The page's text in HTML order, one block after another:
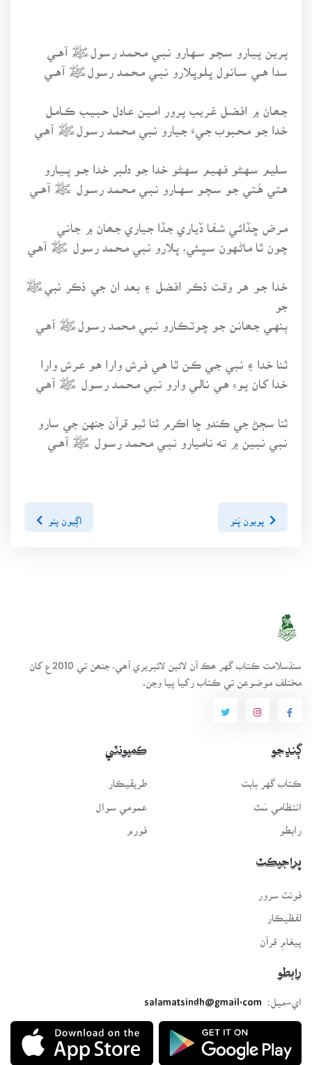
پـريـن پـيـارو سـچـو سـهـارو نـبـي مـحـمـد رسولﷺ آهــي
سدا هــي ســانـول ڀـلـوڀـلارو نـبـي مـحـمـد رسولﷺ آهــي
جـھـان ۾ افـضـل غـريـب پـرور امـيـن عـادل حـبـيـب ڪــامـل
خـدا جـو مـحـبوب جـيءَ جـيارو نـبي مـحـمـد رسـولﷺ آهـي
سـليم سـهـڻو فـهـيم سـهـڻو خـدا جـو دلـبر خـدا جــو پــيـارو
هـتي هُـتي جـو سـچـو سـهــارو نـبـي مـحـمـد رسـول ﷺ آهــي
مـرض ڇـڏائـي شـفـا ڏيـاري جـڏا جـياري جـھـان ۾ جـانـي
چـون ٿـا مـاڻـهون سـڀـئي، ڀـلارو نـبي مـحـمد رسول ﷺ آهـي
خـدا جـو هـر وقـت ذڪـر افـضل ۽ بـعد ان جي ذڪر نبيﷺ
ٻـنهـي جـھـانـن جـو ڇـوٽـڪـارو نـبـي مـحمـد رسـولﷺ آهـي
ثـنا خـدا ۽ نـبي جـي ڪـن ٿـا هـي فـرش وارا هـو عـرش وارا
خـدا کـان پـوءِ هـي نـالـي وارو نـبي مـحـمـد رسـول ﷺ آهـي
ثنا سڄڻ جي ڪندو ڇا اڪرم ثنا ٿيو قرآن جنهن جي سارو
نـبي نـبـين ۾ تـه نـامـيارو نـبـي مـحـمـد رسـول ﷺ آهــي
پويون پَنو اڳيون پنو
سنڌسلامت ڪتاب گهر ھڪ آن لائين لائبريري آھي، جنھن تي 2010ع کان
مختلف موضوعن تي ڪتاب رکيا پيا وڃن.
ڳنڍجو
ڪتاب گهر بابت
انتظامي سَٿ
رابطو
ڪميونٽي
طريقيڪار
عمومي سوال
فورم
پراجيڪٽ
لفظيڪار
پيغامِ قرآن
رابطو
اي-ميل:
salamatsindh@gmail.com